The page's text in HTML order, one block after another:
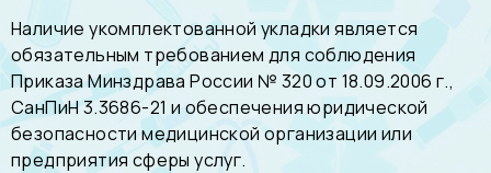
Наличие укомплектованной укладки является
обязательным требованием для соблюдения
Приказа Минздрава России № 320 от 18.09.2006 г.,
СанПиН 3.3686-21 и обеспечения юридической
безопасности медицинской организации или
предприятия сферы услуг.